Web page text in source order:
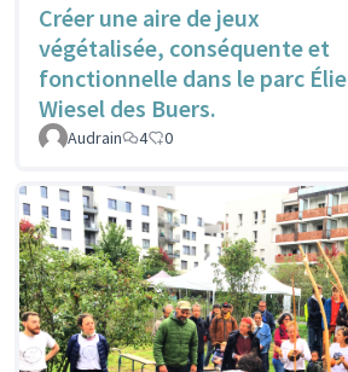
Créer une aire de jeux
végétalisée, conséquente et
fonctionnelle dans le parc Élie
Wiesel des Buers.
Audrain 4 0